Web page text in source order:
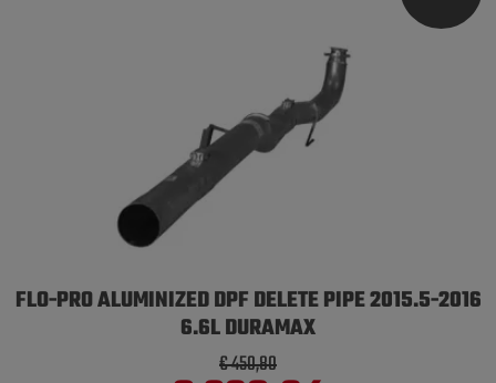
FLO-PRO ALUMINIZED DPF DELETE PIPE 2015.5-2016
6.6L DURAMAX
€ 450,80